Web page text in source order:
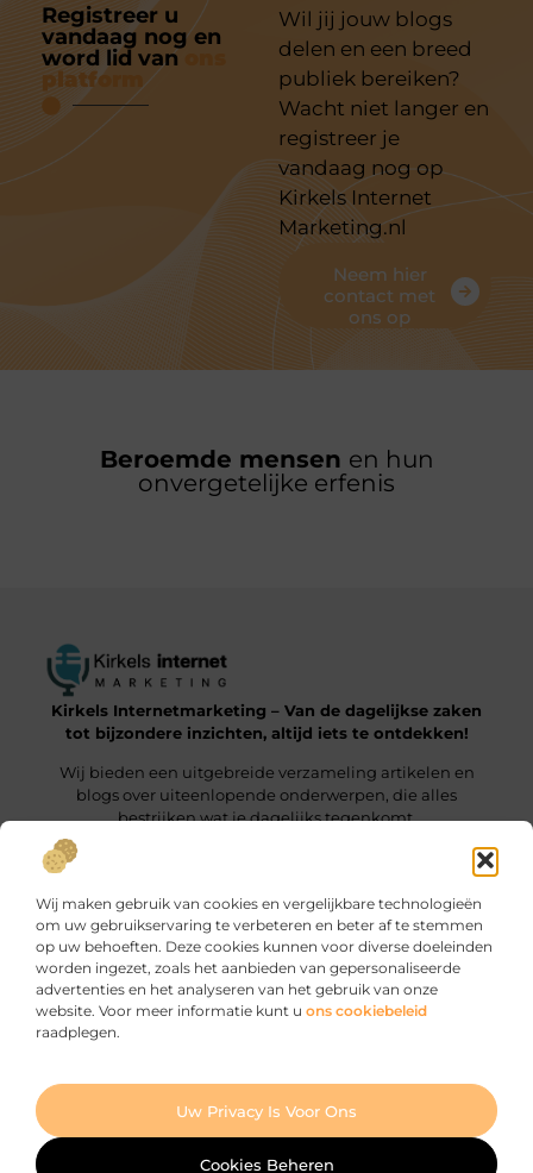
Wij maken gebruik van cookies en vergelijkbare technologieën
om uw gebruikservaring te verbeteren en beter af te stemmen
op uw behoeften. Deze cookies kunnen voor diverse doeleinden
worden ingezet, zoals het aanbieden van gepersonaliseerde
advertenties en het analyseren van het gebruik van onze
website. Voor meer informatie kunt u ons cookiebeleid
raadplegen.
Uw Privacy Is Voor Ons
Cookies Beheren
Ga Naar
Registreer u
vandaag nog en
word lid van
platform
Wil jij jouw blogs
delen en een breed
publiek bereiken?
Wacht niet langer en
registreer je
vandaag nog op
Kirkels Internet
Marketing.nl
Neem hier
contact met
ons op
Beroemde mensen en hun
onvergetelijke erfenis
Kirkels Internetmarketing – Van de dagelijkse zaken
tot bijzondere inzichten, altijd iets te ontdekken!
Wij bieden een uitgebreide verzameling artikelen en
blogs over uiteenlopende onderwerpen, die alles
bestrijken wat je dagelijks tegenkomt.
Onze informatie
Bericht categorie
Website index
Cookiebeleid (EU)
@2025 www.kirkels-internetmarketing.nl. All Right Reserved.